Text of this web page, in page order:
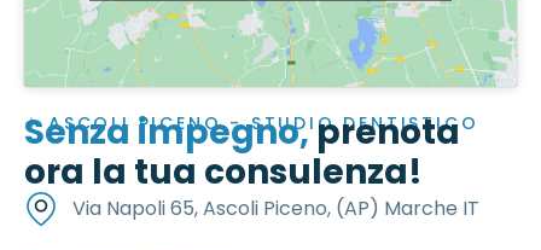
ASCOLI PICENO - STUDIO DENTISTICO
Senza impegno,prenota
ora la tua consulenza!
Via Napoli 65, Ascoli Piceno, (AP) Marche IT